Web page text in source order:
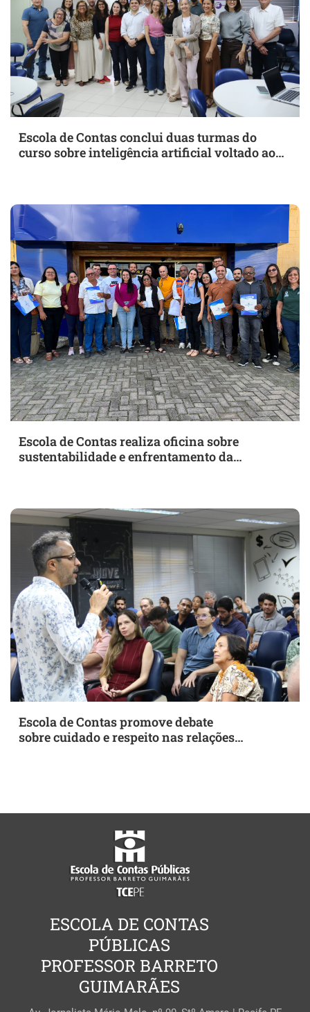
Escola de Contas conclui duas turmas do
curso sobre inteligência artificial voltado ao
Escola de Contas realiza oficina sobre
sustentabilidade e enfrentamento da
Escola de Contas promove debate
sobre cuidado e respeito nas relações
ESCOLA DE CONTAS
PÚBLICAS
PROFESSOR BARRETO
GUIMARÃES